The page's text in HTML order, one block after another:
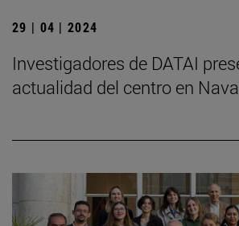
29 | 04 | 2024
Investigadores de DATAI
actualidad del centro en